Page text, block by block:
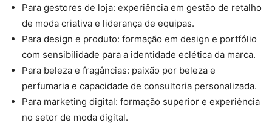
Para gestores de loja: experiência em gestão de retalho
de moda criativa e liderança de equipas.
Para design e produto: formação em design e portfólio
com sensibilidade para a identidade eclética da marca.
Para beleza e fragâncias: paixão por beleza e
perfumaria e capacidade de consultoria personalizada.
Para marketing digital: formação superior e experiência
no setor de moda digital.